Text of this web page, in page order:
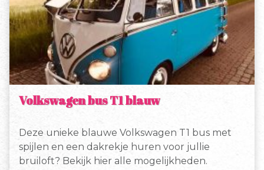
Volkswagen bus T1 blauw
Deze unieke blauwe Volkswagen T1 bus met
spijlen en een dakrekje huren voor jullie
bruiloft? Bekijk hier alle mogelijkheden.